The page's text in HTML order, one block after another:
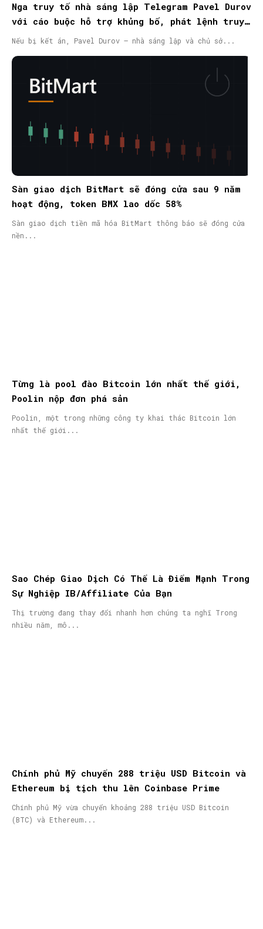
Nga truy tố nhà sáng lập Telegram Pavel Durov
với cáo buộc hỗ trợ khủng bố, phát lệnh truy
nã quốc tế
Nếu bị kết án, Pavel Durov – nhà sáng lập và chủ sở...
Sàn giao dịch BitMart sẽ đóng cửa sau 9 năm
hoạt động, token BMX lao dốc 58%
Sàn giao dịch tiền mã hóa BitMart thông báo sẽ đóng cửa
nền...
Từng là pool đào Bitcoin lớn nhất thế giới,
Poolin nộp đơn phá sản
Poolin, một trong những công ty khai thác Bitcoin lớn
nhất thế giới...
Sao Chép Giao Dịch Có Thể Là Điểm Mạnh Trong
Sự Nghiệp IB/Affiliate Của Bạn
Thị trường đang thay đổi nhanh hơn chúng ta nghĩ Trong
nhiều năm, mô...
Chính phủ Mỹ chuyển 288 triệu USD Bitcoin và
Ethereum bị tịch thu lên Coinbase Prime
Chính phủ Mỹ vừa chuyển khoảng 288 triệu USD Bitcoin
(BTC) và Ethereum...